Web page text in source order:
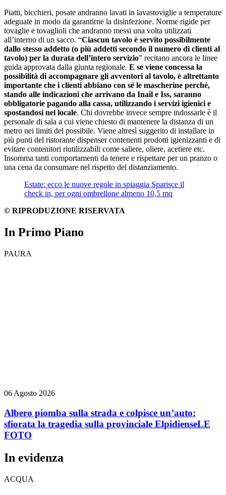
Piatti, bicchieri, posate andranno lavati in lavastoviglie a temperature
adeguate in modo da garantirne la disinfezione. Norme rigide per
tovaglie e tovaglioli che andranno messi una volta utilizzati
all’interno di un sacco. “Ciascun tavolo è servito possibilmente
dallo stesso addetto (o più addetti secondo il numero di clienti al
tavolo) per la durata dell’intero servizio” recitano ancora le linee
guida approvata dalla giunta regionale. E se viene concessa la
possibilità di accompagnare gli avventori al tavolo, è altrettanto
importante che i clienti abbiano con sé le mascherine perché,
stando alle indicazioni che arrivano da Inail e Iss, saranno
obbligatorie pagando alla cassa, utilizzando i servizi igienici e
spostandosi nel locale. Chi dovrebbe invece sempre indossarle è il
personale di sala a cui viene chiesto di mantenere la distanza di un
metro nei limiti del possibile. Viene altresì suggerito di installare in
più punti del ristorante dispenser contenenti prodotti igienizzanti e di
evitare contenitori riutilizzabili come saliere, oliere, acetiere etc.
Insomma tanti comportamenti da tenere e rispettare per un pranzo o
una cena da consumare nel rispetto del distanziamento.
Estate: ecco le nuove regole in spiaggia Sparisce il
check in, per ogni ombrellone almeno 10,5 mq
© RIPRODUZIONE RISERVATA
In Primo Piano
PAURA
06 Agosto 2026
Albero piomba sulla strada e colpisce un’auto:
sfiorata la tragedia sulla provinciale ElpidienseLE
FOTO
In evidenza
ACQUA